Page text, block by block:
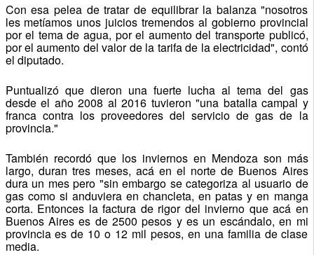
Con esa pelea de tratar de equilibrar la balanza "nosotros
les metíamos unos juicios tremendos al gobierno provincial
por el tema de agua, por el aumento del transporte publicó,
por el aumento del valor de la tarifa de la electricidad", contó
el diputado.
Puntualizó que dieron una fuerte lucha al tema del gas
desde el año 2008 al 2016 tuvieron "una batalla campal y
franca contra los proveedores del servicio de gas de la
provincia."
También recordó que los inviernos en Mendoza son más
largo, duran tres meses, acá en el norte de Buenos Aires
dura un mes pero "sin embargo se categoriza al usuario de
gas como si anduviera en chancleta, en patas y en manga
corta. Entonces la factura de rigor del invierno que acá en
Buenos Aires es de 2500 pesos y es un escándalo, en mi
provincia es de 10 o 12 mil pesos, en una familia de clase
media.